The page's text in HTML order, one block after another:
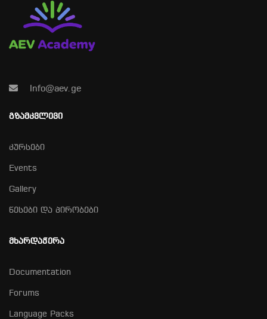
Info@aev.ge
ᲒᲖᲐᲛᲙᲕᲚᲔᲕᲘ
კურსები
Events
Gallery
წესები და პირობები
ᲛᲮᲐᲠᲓᲐᲭᲔᲠᲐ
Documentation
Forums
Language Packs